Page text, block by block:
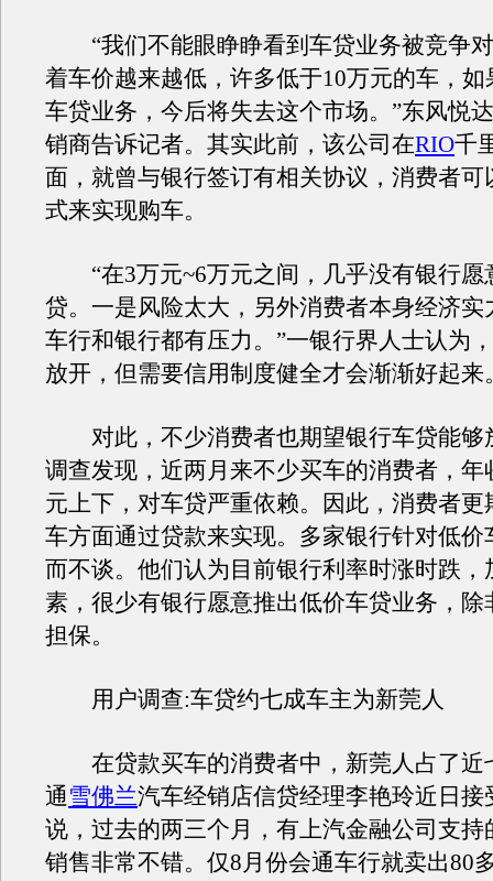
“我们不能眼睁睁看到车贷业务被竞争
着车价越来越低，许多低于10万元的车，
车贷业务，今后将失去这个市场。”东风悦达
销商告诉记者。其实此前，该公司在RIO千
面，就曾与银行签订有相关协议，消费者可
式来实现购车。
“在3万元~6万元之间，几乎没有银行愿
贷。一是风险太大，另外消费者本身经济实
车行和银行都有压力。”一银行界人士认为
放开，但需要信用制度健全才会渐渐好起来
对此，不少消费者也期望银行车贷能够
调查发现，近两月来不少买车的消费者，年
元上下，对车贷严重依赖。因此，消费者更
车方面通过贷款来实现。多家银行针对低价
而不谈。他们认为目前银行利率时涨时跌，
素，很少有银行愿意推出低价车贷业务，除
担保。
用户调查:车贷约七成车主为新莞人
在贷款买车的消费者中，新莞人占了近
通 雪佛兰汽车经销店信贷经理李艳玲近日接
说，过去的两三个月，有上汽金融公司支持
销售非常不错。仅8月份会通车行就卖出80